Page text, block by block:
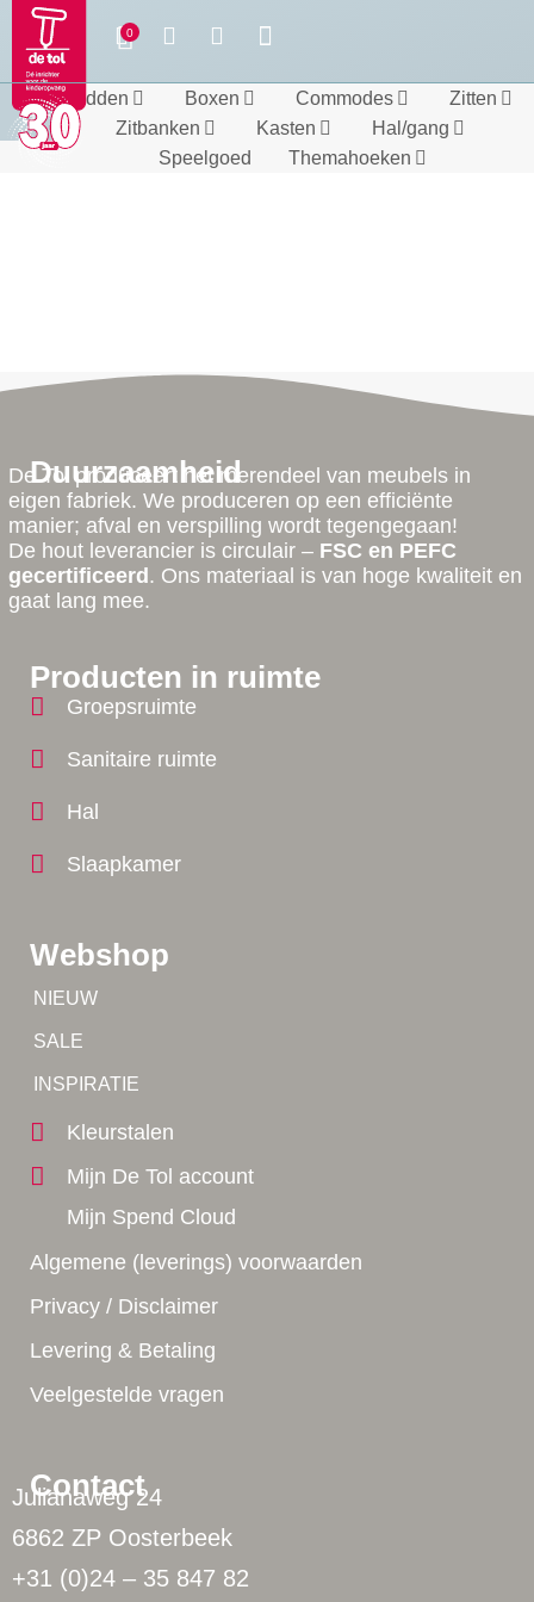
Bedden Boxen Commodes
Zitten
Zitbanken
Kasten
Hal/gang
Speelgoed
Themahoeken
Contact
Julianaweg 24
6862 ZP Oosterbeek
+31 (0)24 – 35 847 82
Webshop
NIEUW
SALE
INSPIRATIE
Kleurstalen
Mijn De Tol account
Mijn Spend Cloud
Algemene (leverings) voorwaarden
Privacy / Disclaimer
Levering & Betaling
Veelgestelde vragen
Producten in ruimte
Groepsruimte
Sanitaire ruimte
Hal
Slaapkamer
Duurzaamheid
De Tol produceert het merendeel van meubels in
eigen fabriek. We produceren op een efficiënte
manier; afval en verspilling wordt tegengegaan!
De hout leverancier is circulair – FSC en PEFC
gecertificeerd . Ons materiaal is van hoge kwaliteit en
gaat lang mee.